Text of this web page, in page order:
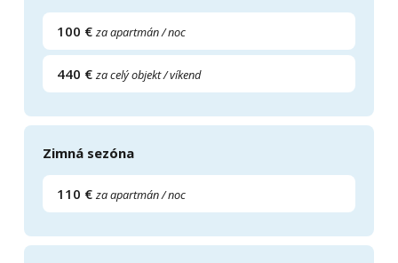
100 € za apartmán / noc
440 € za celý objekt / víkend
Zimná sezóna
110 € za apartmán / noc